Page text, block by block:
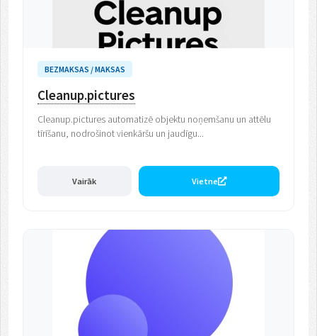
BEZMAKSAS / MAKSAS
Cleanup.pictures
Cleanup.pictures automatizē objektu noņemšanu un attēlu
tīrīšanu, nodrošinot vienkāršu un jaudīgu...
Vairāk Vietne